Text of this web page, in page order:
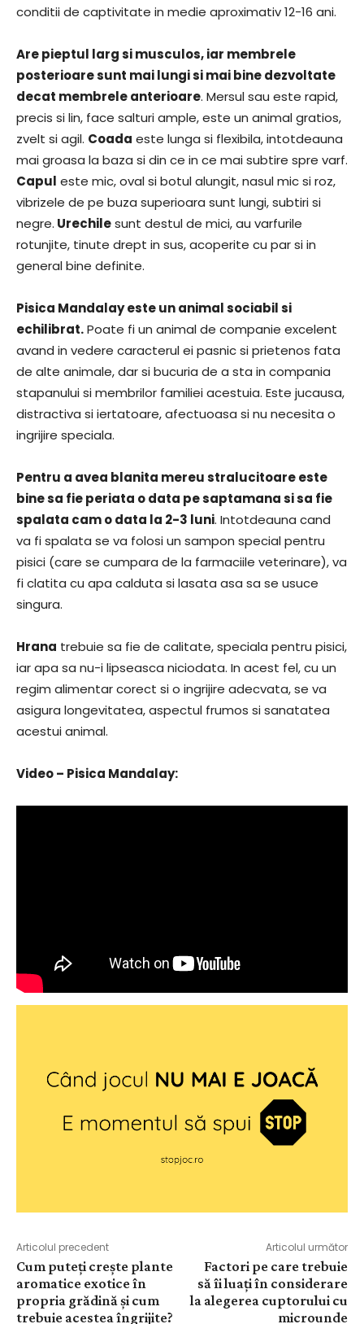
conditii de captivitate in medie aproximativ 12-16 ani.
Are pieptul larg si musculos, iar membrele
posterioare sunt mai lungi si mai bine dezvoltate
decat membrele anterioare. Mersul sau este rapid,
precis si lin, face salturi ample, este un animal gratios,
zvelt si agil. Coada este lunga si flexibila, intotdeauna
mai groasa la baza si din ce in ce mai subtire spre varf.
Capul este mic, oval si botul alungit, nasul mic si roz,
vibrizele de pe buza superioara sunt lungi, subtiri si
negre. Urechilesunt destul de mici, au varfurile
rotunjite, tinute drept in sus, acoperite cu par si in
general bine definite.
Pisica Mandalay este un animal sociabil si
echilibrat.Poate fi un animal de companie excelent
avand in vedere caracterul ei pasnic si prietenos fata
de alte animale, dar si bucuria de a sta in compania
stapanului si membrilor familiei acestuia. Este jucausa,
distractiva si iertatoare, afectuoasa si nu necesita o
ingrijire speciala.
Pentru a avea blanita mereu stralucitoare este
bine sa fie periata o data pe saptamana si sa fie
spalata cam o data la 2-3 luni. Intotdeauna cand
va fi spalata se va folosi un sampon special pentru
pisici (care se cumpara de la farmaciile veterinare), va
fi clatita cu apa calduta si lasata asa sa se usuce
singura.
Hrana trebuie sa fie de calitate, speciala pentru pisici,
iar apa sa nu-i lipseasca niciodata. In acest fel, cu un
regim alimentar corect si o ingrijire adecvata, se va
asigura longevitatea, aspectul frumos si sanatatea
acestui animal.
Video – Pisica Mandalay:
Articolul precedent
Cum puteți crește plante
aromatice exotice în
propria grădină și cum
trebuie acestea îngrijite?
Articolul următor
Factori pe care trebuie
să îi luați în considerare
la alegerea cuptorului cu
microunde